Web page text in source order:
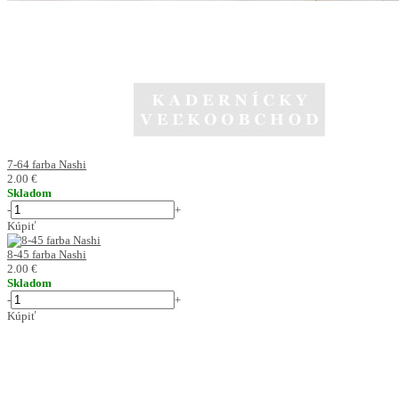
7-64 farba Nashi
2.00 €
Skladom
-
+
Kúpiť
8-45 farba Nashi
2.00 €
Skladom
-
+
Kúpiť